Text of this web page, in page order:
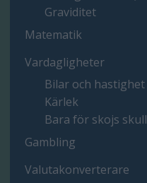
Graviditet
Matematik
Vardagligheter
Bilar och hastighet
Kärlek
Bara för skojs skull
Gambling
Valutakonverterare